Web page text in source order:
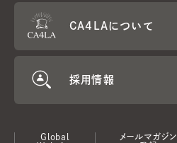
CA4LAについて
採用情報
Global
メールマガジン